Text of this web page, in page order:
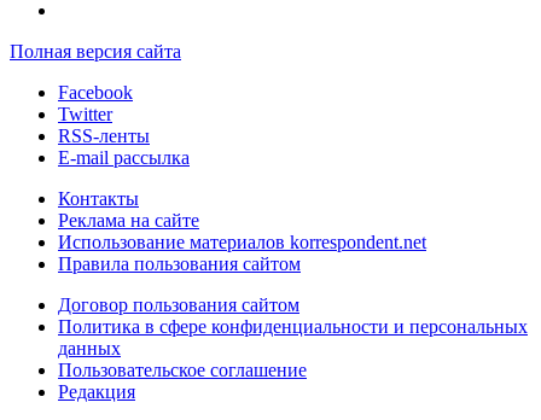
Полная версия сайта
Facebook
Twitter
RSS-ленты
E-mail рассылка
Контакты
Реклама на сайте
Использование материалов korrespondent.net
Правила пользования сайтом
Договор пользования сайтом
Политика в сфере конфиденциальности и персональных
данных
Пользовательское соглашение
Редакция